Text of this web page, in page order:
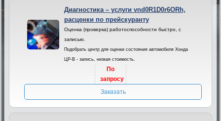
Диагностика – услуги vnd0R1D0r6ORh,
расценки по прейскуранту
Оценка (проверка) работоспособности быстро, с
записью.
Подобрать центр для оценки состояния автомобиля Хонда
ЦР-В - запись, низкая стоимость.
По
запросу
Заказать